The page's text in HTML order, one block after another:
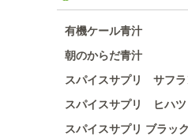
有機ケール青汁
朝のからだ青汁
スパイスサプリ サフラ
スパイスサプリ ヒハツ
スパイスサプリ ブラッ